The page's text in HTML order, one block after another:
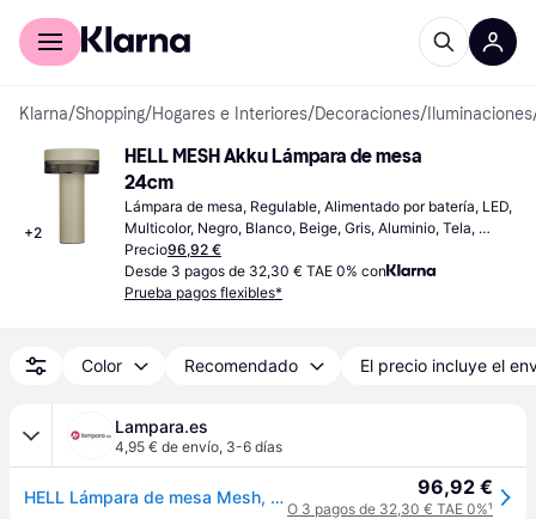
Comprar con Klarna
Klarna/Shopping/Hogares e Interiores/Decoraciones/ Iluminaciones
+2
HELL MESH Akku Lámpara de mesa
24cm
Lámpara de mesa, Regulable, Alimentado por batería, LED,
Multicolor, Negro, Blanco, Beige, Gris, Aluminio, Tela,
Metal, Clase IP: IP54
Precio96,92 €
Desde 3 pagos de 32,30 € TAE 0% con
Prueba pagos flexibles*
Color Recomendado El precio incluye el
Lampara.es
4,95 € de envío, 3-6 días
HELL Lámpara de mesa Mesh, atenuable, Crema / Ámbar, Salón / Comedor, Aluminio, Moderno, Lámpara de mesa 96,92 €
O 3 pagos de 32,30 € TAE 0%¹